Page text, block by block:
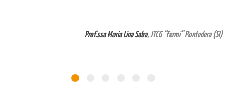
Prof.ssa Maria Lina Saba, ITCG “Fermi” Pontedera (SI)